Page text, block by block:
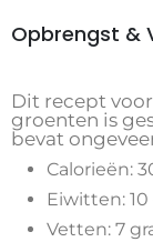
Opbrengst &
Dit recept
groenten is
bevat
Calorieën:
Eiwitten:
Vetten: 7